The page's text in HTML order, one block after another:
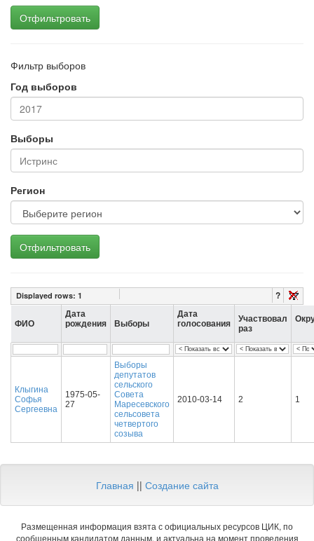
Отфильтровать
Фильтр выборов
Год выборов
Выборы
Регион
Отфильтровать
Displayed rows: 1 ?
ФИО
Дата
рождения
Выборы
Дата
голосования
Участвовал
раз
Клыгина
Софья
Сергеевна
1975-05-
27
Выборы
депутатов
сельского
Совета
Маресевского
сельсовета
четвертого
созыва
2010-03-14 2 1
Главная || Создание сайта
Размещенная информация взята с официальных ресурсов ЦИК, по
сообщенным кандидатом данным, и актуальна на момент проведения